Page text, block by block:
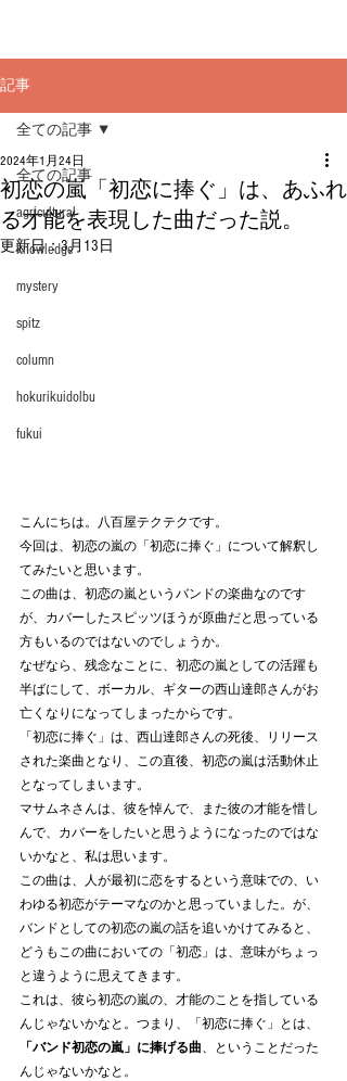
記事
全ての記事
agricultural
knowledge
mystery
spitz
column
hokurikuidolbu
fukui
全ての記事
初恋の嵐「初恋に捧ぐ」は、あふれ
る才能を表現した曲だった説。
2024年1月24日
更新日：3月13日
こんにちは。八百屋テクテクです。
今回は、初恋の嵐の「初恋に捧ぐ」について解釈し
てみたいと思います。
この曲は、初恋の嵐というバンドの楽曲なのです
が、カバーしたスピッツほうが原曲だと思っている
方もいるのではないのでしょうか。
なぜなら、残念なことに、初恋の嵐としての活躍も
半ばにして、ボーカル、ギターの西山達郎さんがお
亡くなりになってしまったからです。
「初恋に捧ぐ」は、西山達郎さんの死後、リリース
された楽曲となり、この直後、初恋の嵐は活動休止
となってしまいます。
マサムネさんは、彼を悼んで、また彼の才能を惜し
んで、カバーをしたいと思うようになったのではな
いかなと、私は思います。
この曲は、人が最初に恋をするという意味での、い
わゆる初恋がテーマなのかと思っていました。が、
バンドとしての初恋の嵐の話を追いかけてみると、
どうもこの曲においての「初恋」は、意味がちょっ
と違うように思えてきます。
これは、彼ら初恋の嵐の、才能のことを指している
んじゃないかなと。つまり、「初恋に捧ぐ」とは、
「バンド初恋の嵐」に捧げる曲、ということだった
んじゃないかなと。